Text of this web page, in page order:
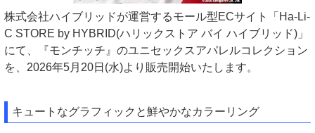
株式会社ハイブリッドが運営するモール型ECサイト「Ha-Li-
C STORE by HYBRID(ハリックストア バイ ハイブリッド)」
にて、『モンチッチ』のユニセックスアパレルコレクション
を、2026年5月20日(水)より販売開始いたします。
キュートなグラフィックと鮮やかなカラーリング